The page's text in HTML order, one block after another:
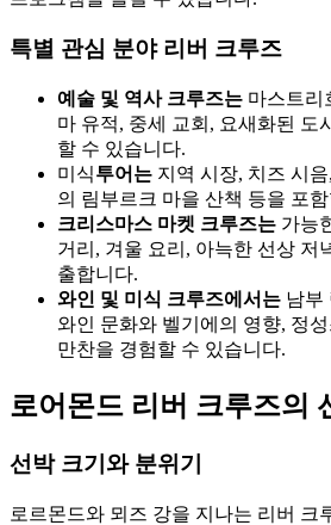
특별 관심 분야 리버 크루즈
예술 및 역사 크루즈는 마스트리
마 유적, 중세 교회, 요새화된 도
할 수 있습니다.
미식투어는 지역 시장, 치즈 시
의 림부르크 마을 산책 등을 포
크리스마스 마켓 크루즈는 가능
거리, 겨울 요리, 아늑한 선상 저
출합니다.
와인 및 미식 크루즈에서는 남부
와인 문화와 벨기에의 영향, 정
만찬을 경험할 수 있습니다.
로어몬드 리버 크루즈의
선박 크기와 분위기
로르몬드와 뫼즈 강을 지나는 리버 크